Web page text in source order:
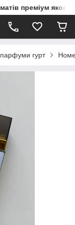
преміум
гурт